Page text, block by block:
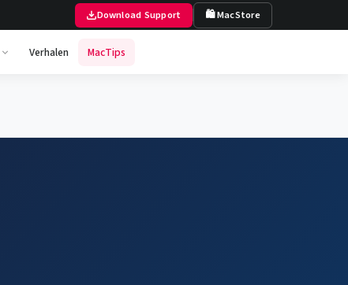
Download Support 🛍 MacStore
Verhalen MacTips